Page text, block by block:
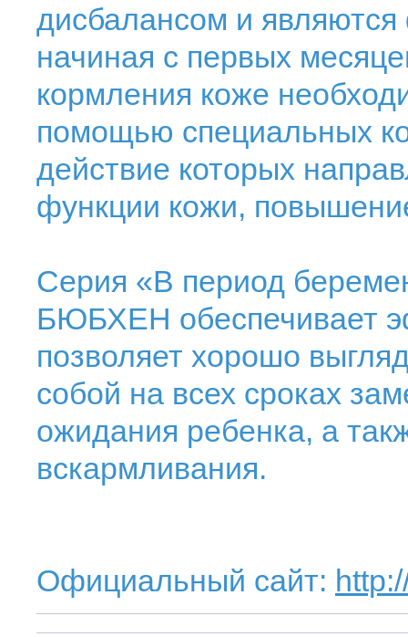
дисбалансом и
начиная с первых
кормления коже
помощью специальных
действие которых
функции кожи,
Серия «В период
БЮБХЕН обеспечивает
позволяет хорошо
собой на всех сроках
ожидания ребенка, а
вскармливания.
Официальный сайт: